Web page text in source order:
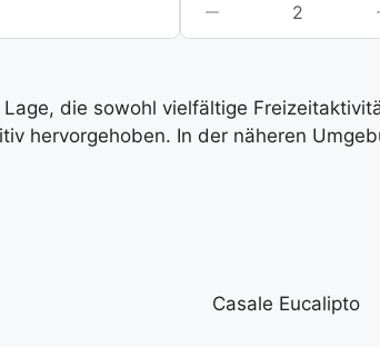
2
die sowohl vielfältige
hervorgehoben. In der näheren